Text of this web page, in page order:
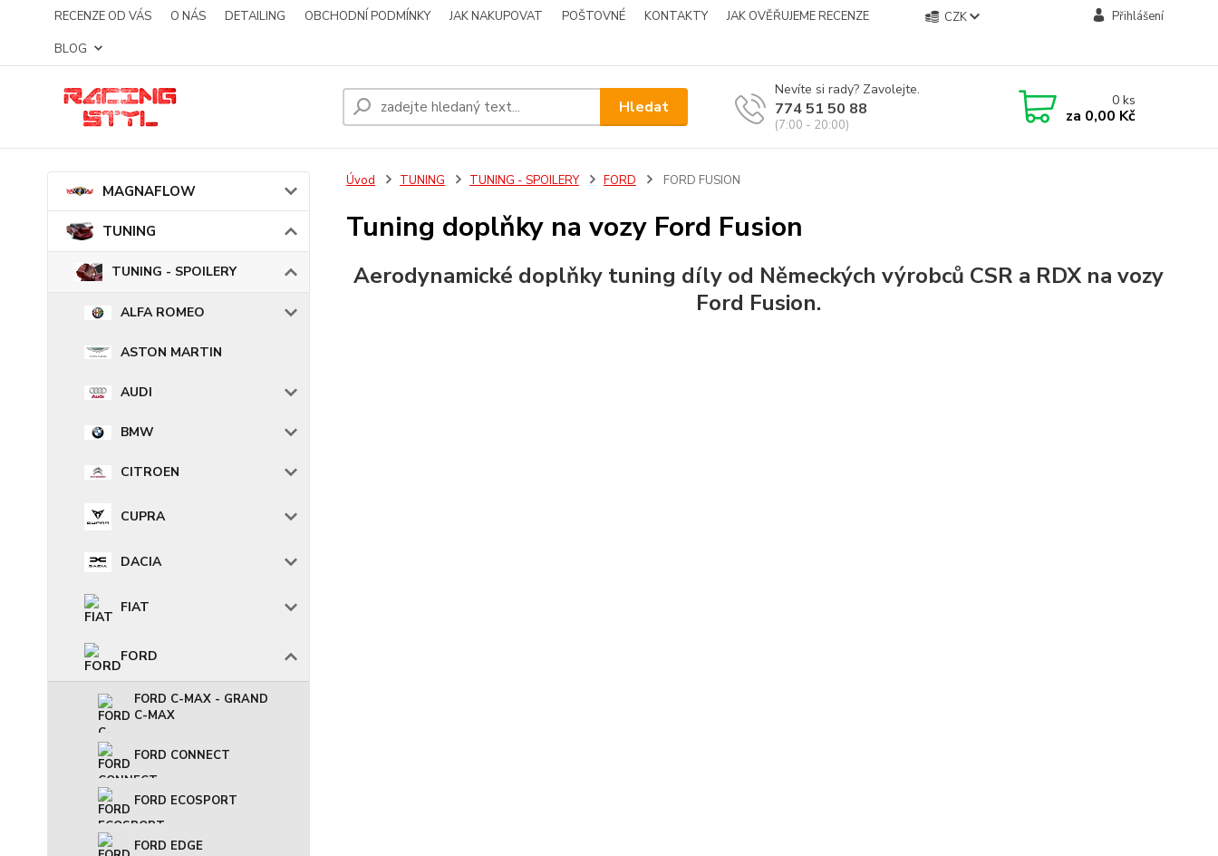
RECENZE OD VÁS O NÁS DETAILING OBCHODNÍ PODMÍNKY JAK NAKUPOVAT POŠTOVNÉ KONTAKTY
JAK OVĚŘUJEME RECENZE
BLOG
CZK Přihlášení
Hledat
Nevíte si rady? Zavolejte.
774 51 50 88
(7:00 - 20:00)
0ks
za 0,00 Kč
MAGNAFLOW
TUNING
TUNING - SPOILERY
ALFA ROMEO
ASTON MARTIN
AUDI
BMW
CITROEN
CUPRA
DACIA
FIAT
FORD
FORD C-MAX - GRAND
C-MAX
FORD CONNECT
FORD ECOSPORT
FORD EDGE
Úvod TUNING TUNING - SPOILERY FORD FORD FUSION
Tuning doplňky na vozy Ford Fusion
Aerodynamické doplňky tuning díly od Německých výrobců CSR a RDX na vozy
Ford Fusion.